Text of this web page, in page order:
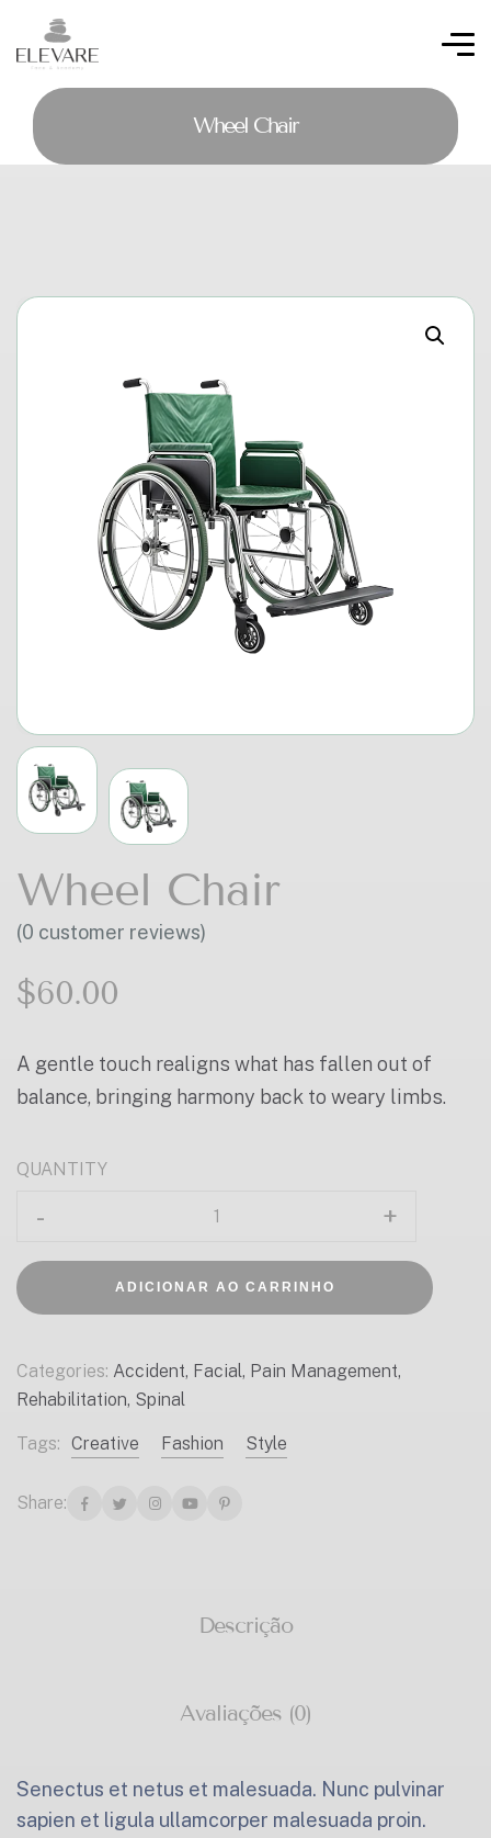
Wheel Chair
Wheel Chair
(0 customer reviews)
$60.00
A gentle touch realigns what has fallen out of
balance, bringing harmony back to weary limbs.
QUANTITY
ADICIONAR AO CARRINHO
Categories: Accident, Facial, Pain Management,
Rehabilitation, Spinal
Tags: Creative Fashion Style
Share:
Descrição
Avaliações (0)
Senectus et netus et malesuada. Nunc pulvinar
sapien et ligula ullamcorper malesuada proin.